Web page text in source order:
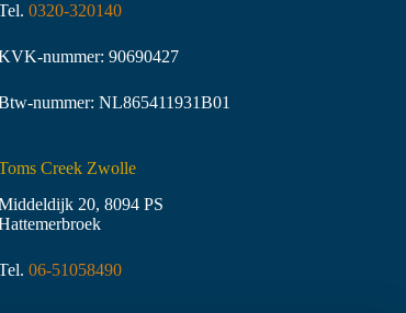
0320-320140
nummer: 90690427
nummer: NL865411931B01
Creek Zwolle
20, 8094 PS
06-51058490